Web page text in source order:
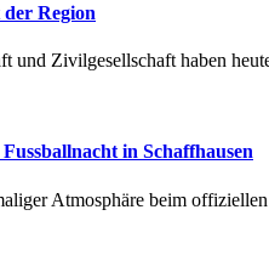
Region
und Zivilgesellschaft haben
in Schaffhausen
Atmosphäre beim